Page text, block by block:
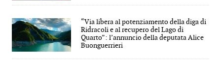
“Via libera al potenziamento della diga di
Ridracoli e al recupero del Lago di
Quarto”: l’annuncio della deputata Alice
Buonguerrieri